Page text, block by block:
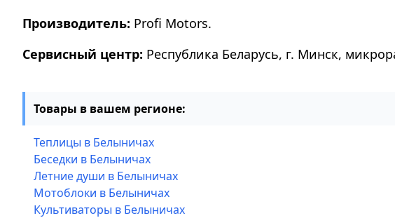
Производитель: Profi Motors.
Сервисный центр: Республика Беларусь, г. Минск,
Товары в вашем регионе:
Теплицы в Белыничах
Беседки в Белыничах
Летние души в Белыничах
Мотоблоки в Белыничах
Культиваторы в Белыничах